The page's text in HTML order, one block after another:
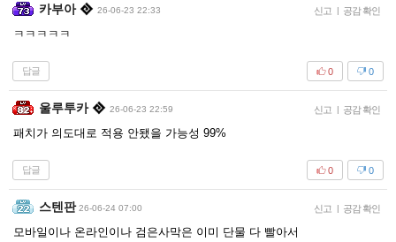
카부아 26-06-23 22:33 신고 | 공감 확인
ㅋㅋㅋㅋㅋ
답글 0
0
울루투카 26-06-23 22:59 신고 | 공감 확인
패치가 의도대로 적용 안됐을 가능성 99%
답글 0
0
스텐판 26-06-24 07:00 신고 | 공감 확인
모바일이나 온라인이나 검은사막은 이미 단물 다 빨아서